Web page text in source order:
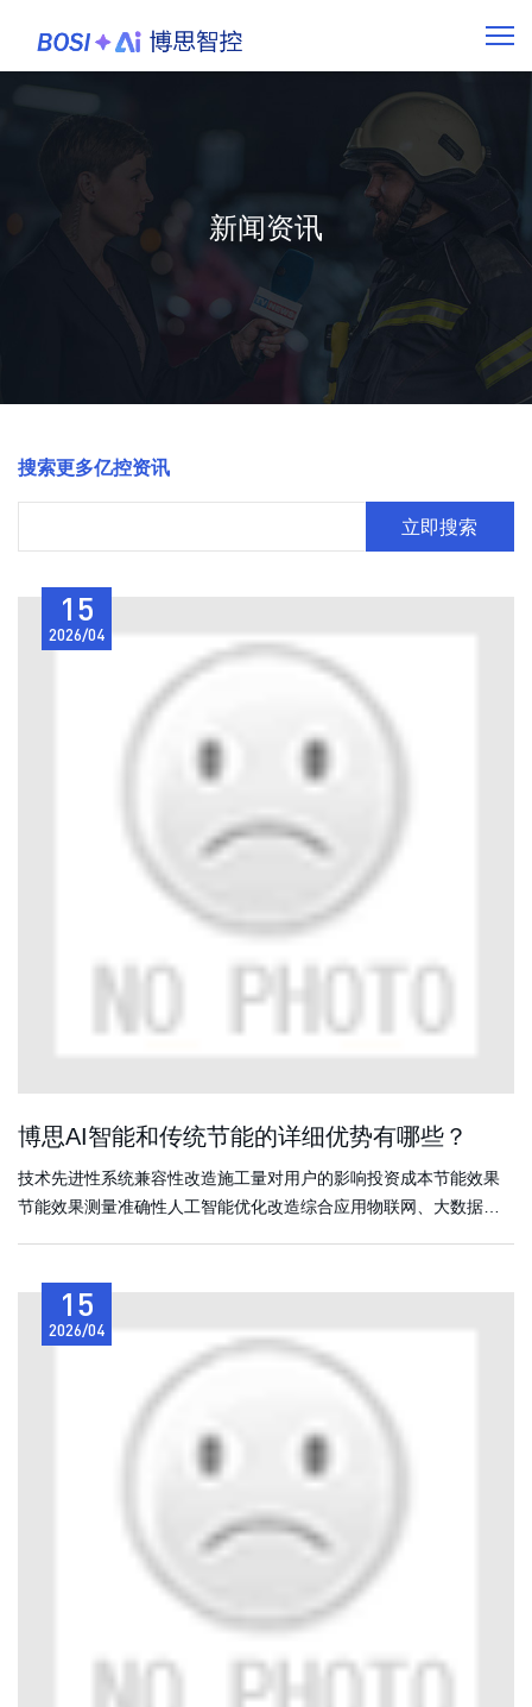
新闻资讯
搜索更多亿控资讯
博思AI智能和传统节能的详细优势有哪些？
技术先进性系统兼容性改造施工量对用户的影响投资成本节能效果
节能效果测量准确性人工智能优化改造综合应用物联网、大数据、
术需投资重新自建系统，现场影响较大物联网系统节能改造传统机
房群控技术+物...
15
2026/04
15
2026/04